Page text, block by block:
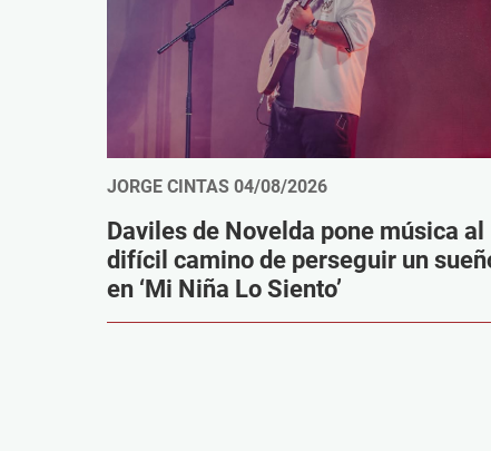
JORGE CINTAS 04/08/2026
Daviles de Novelda pone música al
difícil camino de perseguir un
en ‘Mi Niña Lo Siento’